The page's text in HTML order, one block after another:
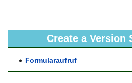
Create a Version
Formularaufruf